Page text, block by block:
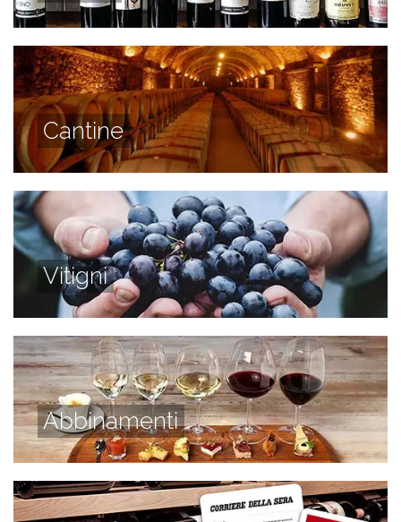
Cantine
Vitigni
Abbinamenti